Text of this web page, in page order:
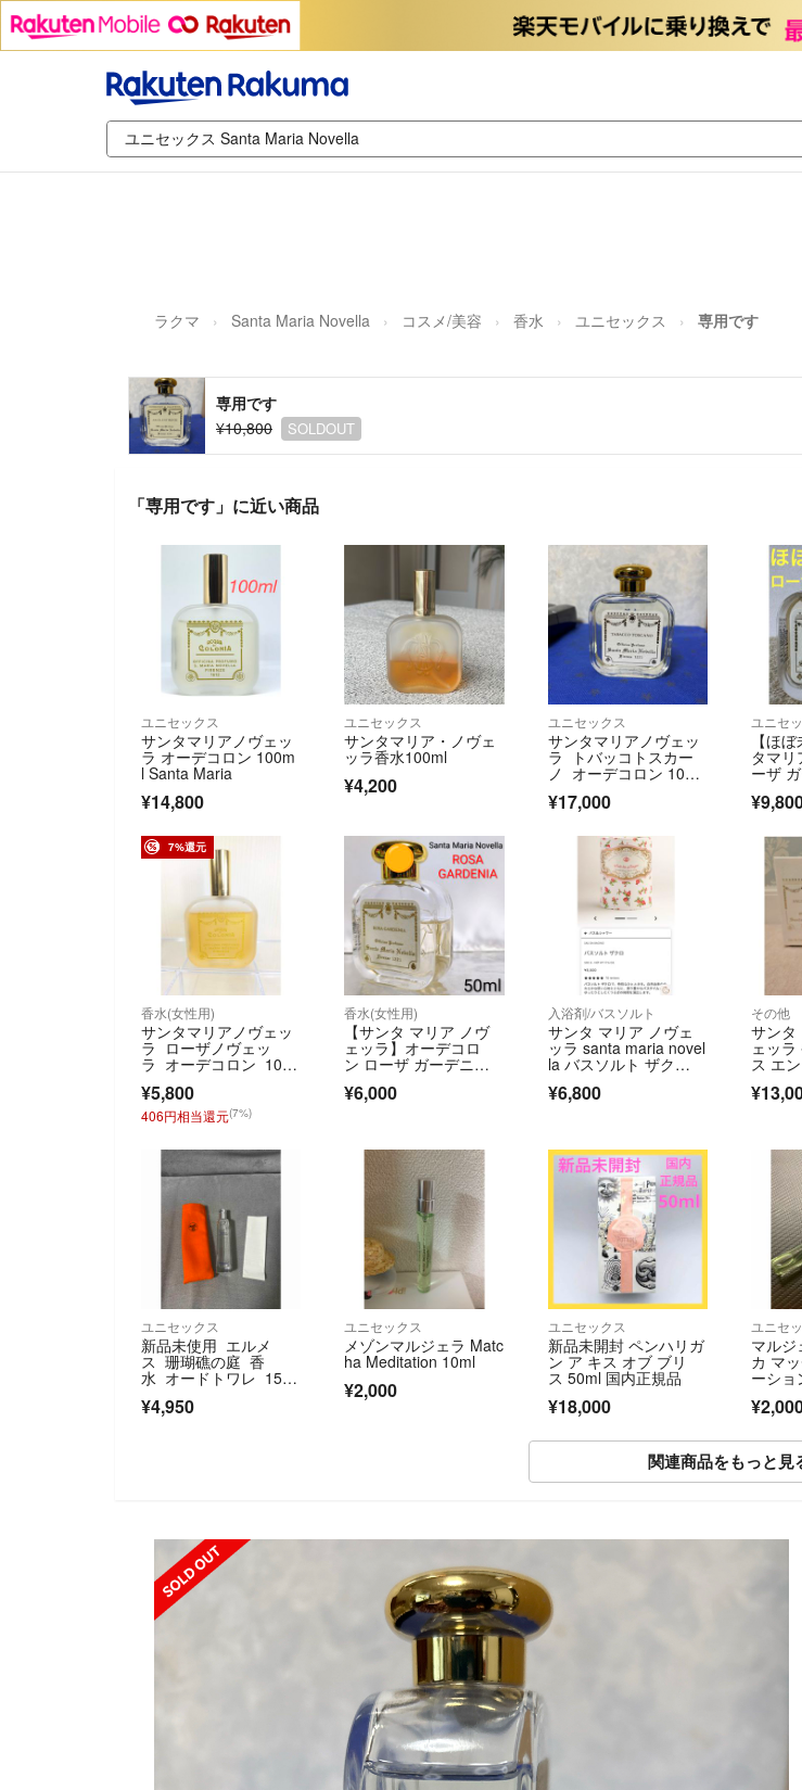
ラクマ Santa Maria Novella コスメ/美容 香水 ユニセックス 専用です
専用です
¥10,800
SOLDOUT
「専用です」に近い商品
ユニセックス
サンタマリアノヴェッ
ラ オーデコロン 100m
l Santa Maria
¥14,800
ユニセックス
サンタマリア・ノヴェ
ッラ香水100ml
¥4,200
ユニセックス
サンタマリアノヴェッ
ラ トバッコトスカー
ノ オーデコロン 100m
¥17,000
ユニセ
【ほ
タマリ
ーザ
7%還元
香水(女性用)
サンタマリアノヴェッ
ラ ローザノヴェッ
ラ オーデコロン 100
¥5,800
406円相当還元(7%)
香水(女性用)
【サンタ マリア ノヴ
ェッラ】オーデコロ
ン ローザ ガーデニア 5
¥6,000
入浴剤/バスソルト
サンタ マリア ノヴェ
ッラ santa maria novel
la バスソルト ザク
¥6,800
その他
サンタ
ェッ
ス エ
ユニセックス
新品未使用 エルメ
ス 珊瑚礁の庭 香
水 オードトワレ 15m
¥4,950
ユニセックス
メゾンマルジェラ Matc
ha Meditation 10ml
¥2,000
ユニセックス
新品未開封 ペンハリガ
ン ア キス オブ ブリ
ス 50ml 国内正規品
¥18,000
ユニセ
マルジ
カ マ
ーショ
関連商品をもっと見